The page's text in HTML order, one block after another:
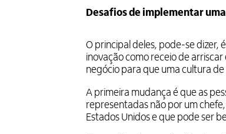
Desafios de implementar
O principal deles, pode-se dizer, é
inovação como receio de
negócio para que uma cultura
A primeira mudança é que as
representadas não por um
Estados Unidos e que pode ser